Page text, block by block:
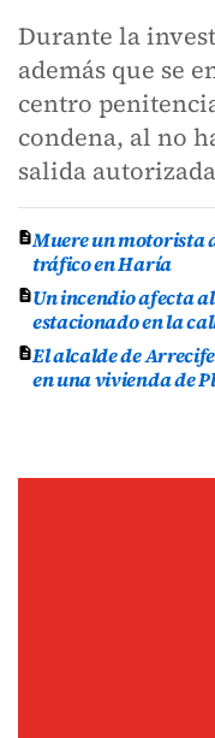
Durante la
además que se
centro
condena, al no
salida
Muere un motorista
tráfico en Haría
Un incendio afecta
estacionado en la
El alcalde de
en una vivienda de